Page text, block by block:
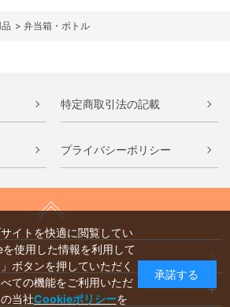
> 弁当箱・ボトル
特定商取引法の記載
プライバシーポリシー
イトを快適に閲覧してい
使用した情報を利用して
ボタンを押していただく
ての機能をご利用いただ
当社Cookieポリシーを
承諾する